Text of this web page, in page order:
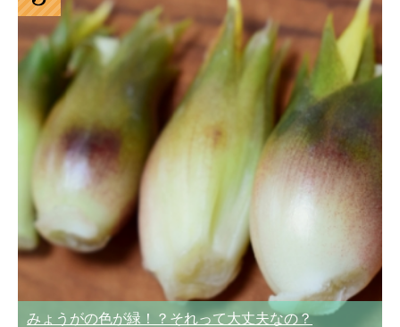
みょうがの色が緑！？それって大丈夫なの？